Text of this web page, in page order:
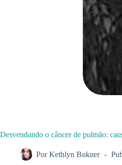
Desvendando o câncer de pulmão:
Por Kethlyn Bukner